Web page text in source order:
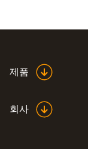
제품
회사